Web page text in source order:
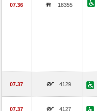
07.36 18355
07.37 4129
07.37 4127